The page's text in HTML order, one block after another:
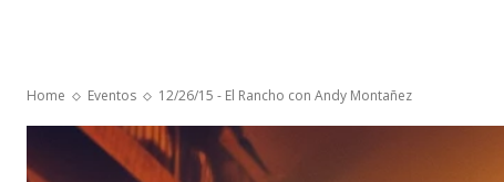
Home Eventos 12/26/15 - El Rancho con Andy Montañez